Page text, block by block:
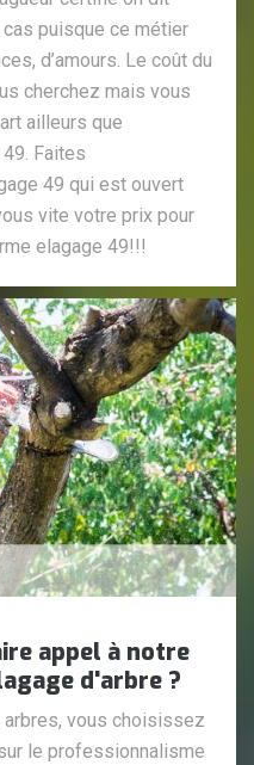
puisque ce métier
d’amours. Le coût du
cherchez mais vous
ailleurs que
Faites
49 qui est ouvert
vite votre prix pour
elagage 49!!!
appel à notre
d'arbre ?
arbres, vous choisissez
le professionnalisme